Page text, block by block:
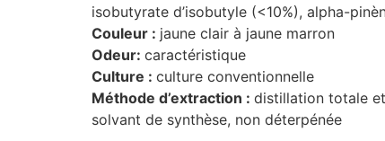
isobutyrate d’isobutyle (<10%), alpha-
Couleur : jaune clair à jaune marron
Odeur: caractéristique
Culture : culture conventionnelle
Méthode d’extraction : distillation totale
solvant de synthèse, non déterpénée